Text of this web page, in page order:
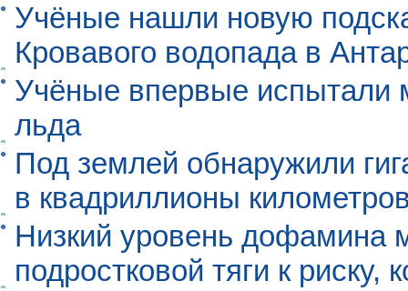
Учёные нашли новую
Кровавого водопада в
Учёные впервые испытали
льда
Под землей обнаружили
в квадриллионы
Низкий уровень дофамина
подростковой тяги к риску,